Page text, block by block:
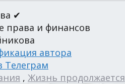
✔
права и финансов
автора
Телеграм
, Жизнь продолжается